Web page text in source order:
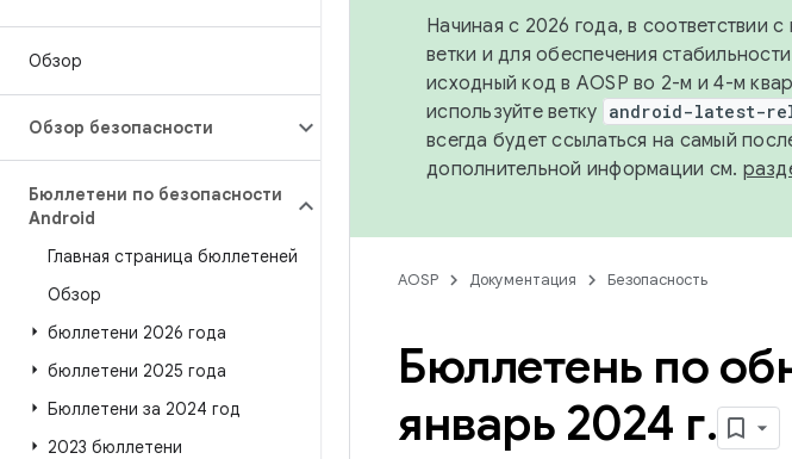
Обзор
Обзор безопасности
Бюллетени по безопасности
Android
Главная страница бюллетеней
Обзор
бюллетени 2026 года
бюллетени 2025 года
Бюллетени за 2024 год
2023 бюллетени
Начиная с 2026 года, в соответствии
ветки и для обеспечения
исходный код в AOSP во 2-м и 4-м
используйте ветку android-latest-
всегда будет ссылаться на самый
дополнительной информации см.
AOSP Документация Безопасность
Бюллетень по
январь 2024 г.